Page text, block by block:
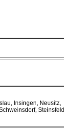
Insingen, Neusitz,
Steinsfeld